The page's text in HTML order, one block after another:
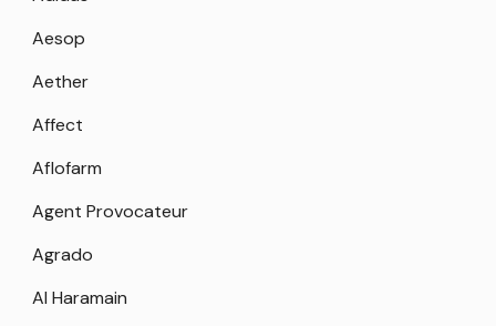
Aesop
Aether
Affect
Aflofarm
Agent Provocateur
Agrado
Al Haramain